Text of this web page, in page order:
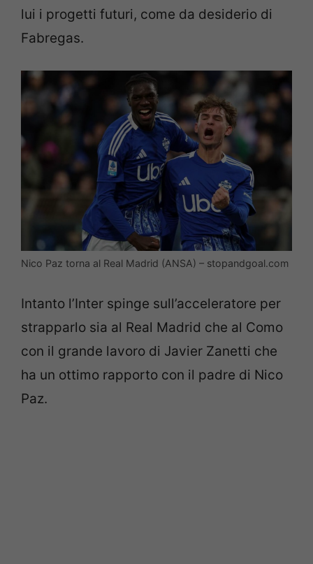
lui i progetti futuri, come da desiderio di
Fabregas.
Nico Paz torna al Real Madrid (ANSA) – stopandgoal.com
Intanto l’Inter spinge sull’acceleratore per
strapparlo sia al Real Madrid che al Como
con il grande lavoro di Javier Zanetti che
ha un ottimo rapporto con il padre di Nico
Paz.